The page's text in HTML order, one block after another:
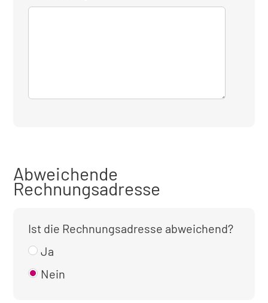
Abweichende
Rechnungsadresse
Ist die Rechnungsadresse abweichend?
Ja
Nein